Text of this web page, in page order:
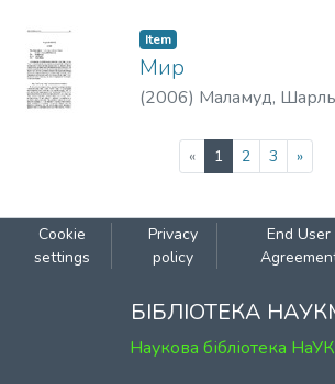
Item
Мир
(2006) Маламуд, Шарль
« 1 (current)
2 3 »
Cookie
settings
Privacy
policy
End User
БІБЛІОТЕКА
Наукова бібліотека